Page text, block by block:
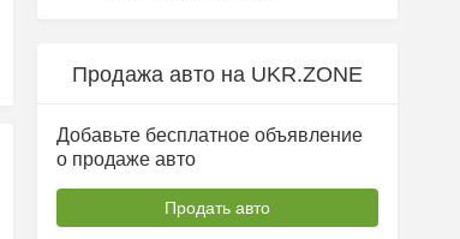
Продажа авто на UKR.ZONE
Добавьте бесплатное объявление
о продаже авто
Продать авто